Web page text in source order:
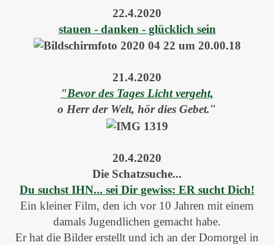
22.4.2020
stauen - danken - glücklich sein
21.4.2020
"Bevor des Tages Licht vergeht,
o Herr der Welt, hör dies Gebet."
20.4.2020
Die Schatzsuche...
Du suchst IHN... sei Dir gewiss: ER sucht Dich!
Ein kleiner Film, den ich vor 10 Jahren mit einem
damals Jugendlichen gemacht habe.
Er hat die Bilder erstellt und ich an der Domorgel in